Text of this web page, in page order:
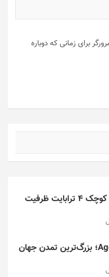
برای زمانی که دوباره
این کارت حافظه کوچک ۴ ترابایت ظرفیت
بازی/ Age of 2048؛ بزرگ‌ترین تمدن جهان